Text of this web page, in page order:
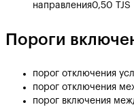
направления0,50 TJS
Пороги
порог отключения
порог отключения
порог включения